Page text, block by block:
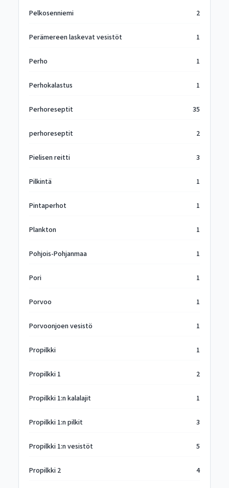
Pelkosenniemi 2
Perämereen laskevat vesistöt 1
Perho 1
Perhokalastus 1
Perhoreseptit 35
perhoreseptit 2
Pielisen reitti 3
Pilkintä 1
Pintaperhot 1
Plankton 1
Pohjois-Pohjanmaa 1
Pori 1
Porvoo 1
Porvoonjoen vesistö 1
Propilkki 1
Propilkki 1 2
Propilkki 1:n kalalajit 1
Propilkki 1:n pilkit 3
Propilkki 1:n vesistöt 5
Propilkki 2 4